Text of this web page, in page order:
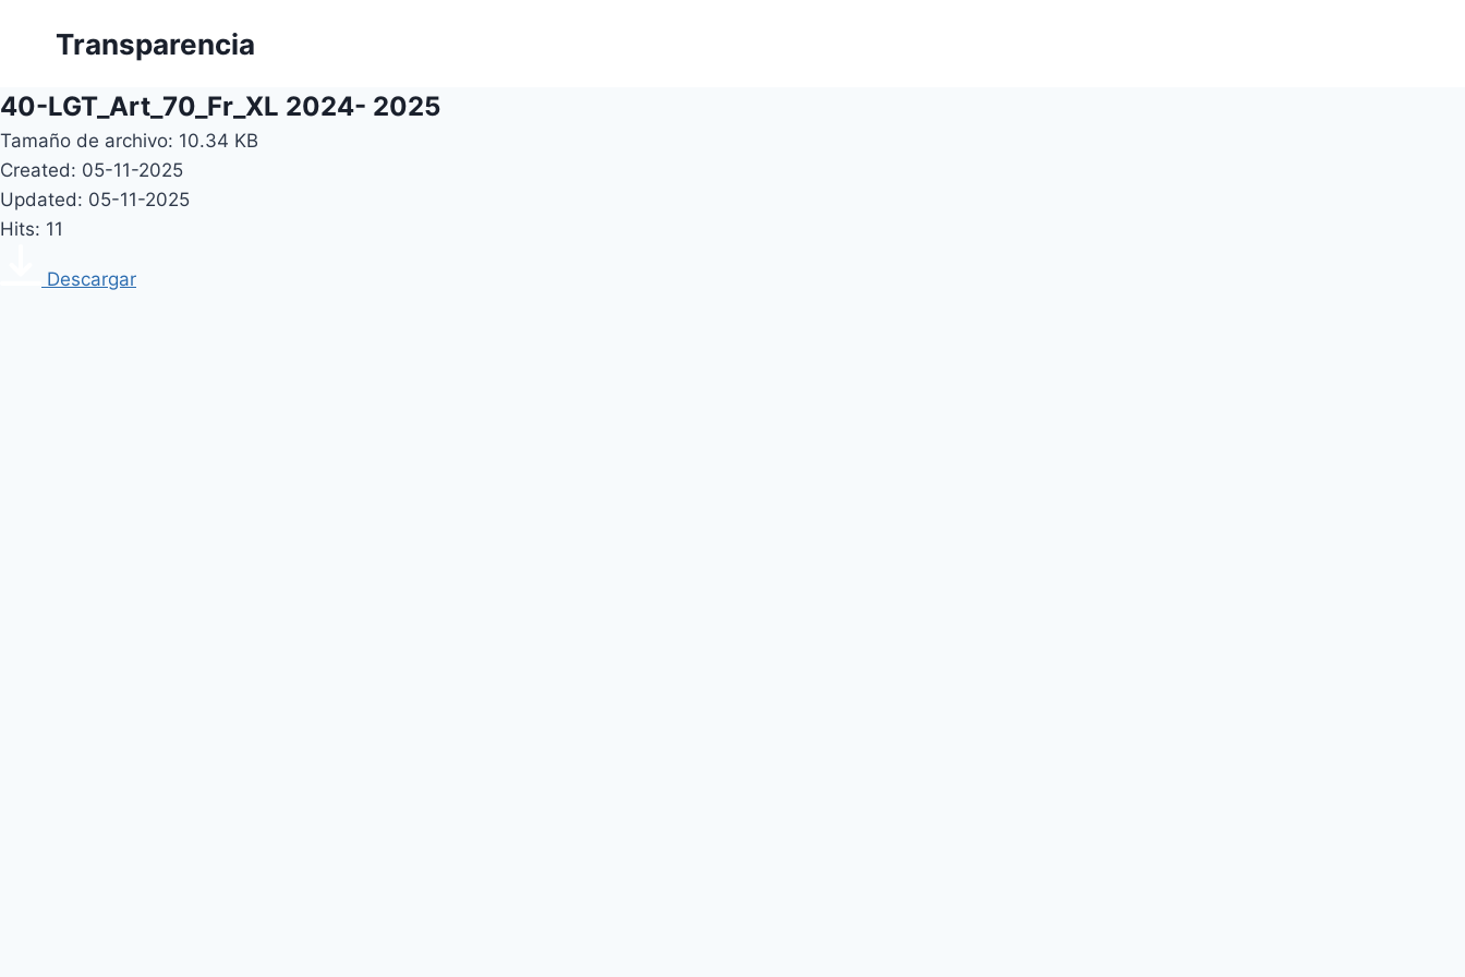
Transparencia
40-LGT_Art_70_Fr_XL 2024- 2025
Tamaño de archivo: 10.34 KB
Created: 05-11-2025
Updated: 05-11-2025
Hits: 11
Descargar